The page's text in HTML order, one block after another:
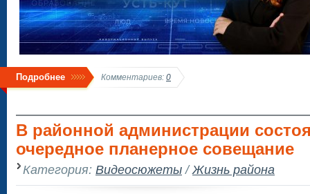
Подробнее Комментариев: 0
В районной администрации
очередное планерное совещание
Категория: Видеосюжеты/Жизнь района